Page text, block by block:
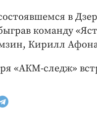
в
команду
Кирилл
«АКМ-следж»